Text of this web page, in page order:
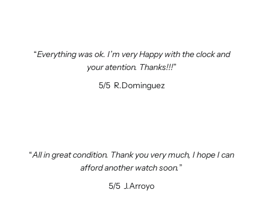
Everything was ok. I’m very Happy with the clock and
your atention. Thanks!!!
5/5R.Dominguez
All in great condition. Thank you very much, I hope I can
afford another watch soon.
5/5 J.Arroyo